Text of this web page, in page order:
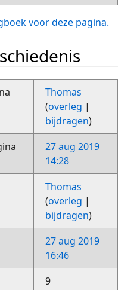
voor deze pagina.
Thomas
(overleg |
bijdragen)
27 aug 2019
14:28
Thomas
(overleg |
bijdragen)
27 aug 2019
16:46
9